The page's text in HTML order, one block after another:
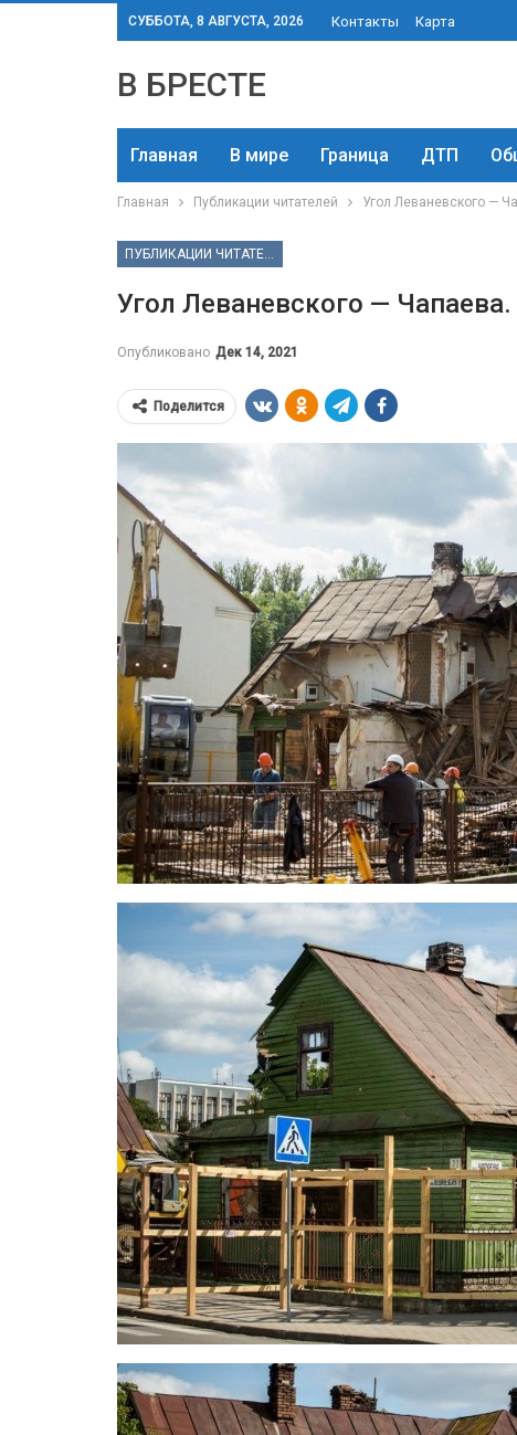
СУББОТА, 8 АВГУСТА, 2026 Контакты Карта
В БРЕСТЕ
Главная В мире Граница ДТП
Главная Публикации читателей Угол Леваневского —
ПУБЛИКАЦИИ ЧИТАТЕЛЕЙ
Угол Леваневского —
Опубликовано Дек 14, 2021
Поделится